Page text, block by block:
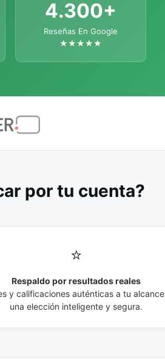
4.300+
Reseñas En Google
★★★★★
por tu cuenta?
⭐
Respaldo por resultados reales
y calificaciones auténticas a tu
una elección inteligente y segura.